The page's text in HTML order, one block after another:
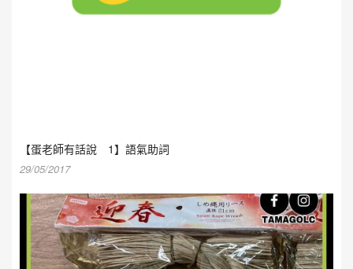
【蛋老師有話說 1】語氣助詞
29/05/2017